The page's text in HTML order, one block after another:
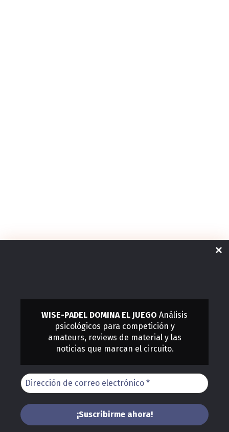
WISE-PADEL DOMINA EL JUEGO Análisis
psicológicos para competición y
amateurs, reviews de material y las
noticias que marcan el circuito.